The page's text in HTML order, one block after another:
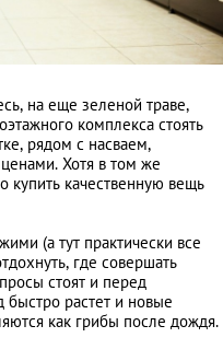
на еще зеленой траве,
комплекса стоять
рядом с насваем,
Хотя в том же
качественную вещь
(а тут практически все
где совершать
стоят и перед
растет и новые
как грибы после дождя.